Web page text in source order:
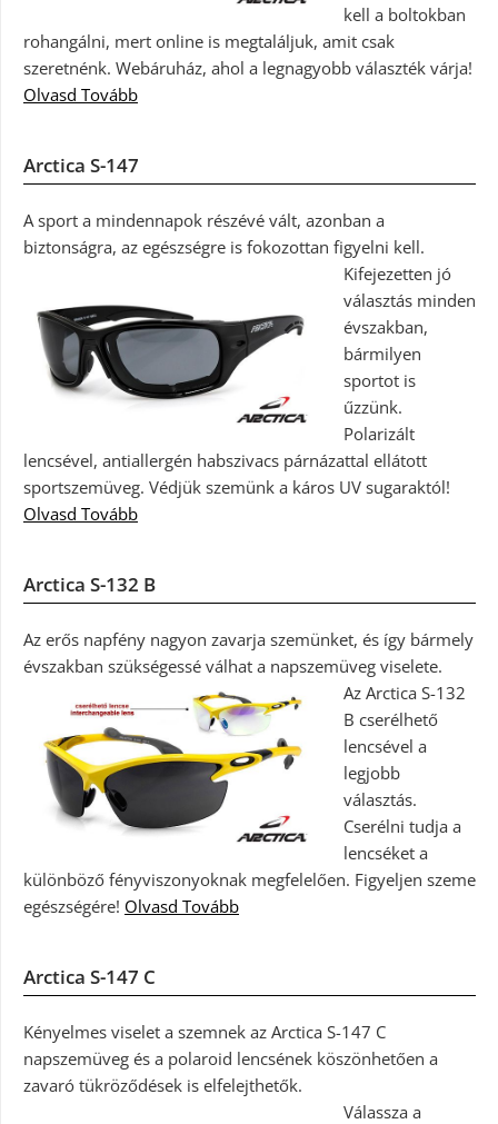
kell a boltokban
rohangálni, mert online is megtaláljuk, amit csak
szeretnénk. Webáruház, ahol a legnagyobb választék várja!
Olvasd Tovább
Arctica S-147
A sport a mindennapok részévé vált, azonban a
biztonságra, az egészségre is fokozottan figyelni kell.
Kifejezetten jó
választás minden
évszakban,
bármilyen
sportot is
űzzünk.
Polarizált
lencsével, antiallergén habszivacs párnázattal ellátott
sportszemüveg. Védjük szemünk a káros UV sugaraktól!
Olvasd Tovább
Arctica S-132 B
Az erős napfény nagyon zavarja szemünket, és így bármely
évszakban szükségessé válhat a napszemüveg viselete.
Az Arctica S-132
B cserélhető
lencsével a
legjobb
választás.
Cserélni tudja a
lencséket a
különböző fényviszonyoknak megfelelően. Figyeljen szeme
egészségére! Olvasd Tovább
Arctica S-147 C
Kényelmes viselet a szemnek az Arctica S-147 C
napszemüveg és a polaroid lencsének köszönhetően a
zavaró tükröződések is elfelejthetők.
Válassza a